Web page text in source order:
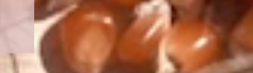
miel
cítricos
CAFÉ ARÁBICA